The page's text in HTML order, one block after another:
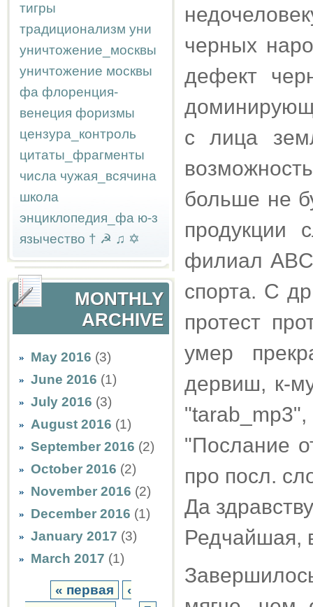
тигры
традиционализм уни
уничтожение_москвы
уничтожение москвы
фа флоренция-
венеция форизмы
цензура_контроль
цитаты_фрагменты
числа чужая_всячина
школа
энциклопедия_фа ю-з
язычество † ☭ ♫ ✡
MONTHLY
ARCHIVE
May 2016 (3)
June 2016 (1)
July 2016 (3)
August 2016 (1)
September 2016 (2)
October 2016 (2)
November 2016 (2)
December 2016 (1)
January 2017 (3)
March 2017 (1)
« первая
‹
черных
дефект
с лица
больше не
продукции
филиал
спорта. С
протест
умер
дервиш, к-
"Послание
про посл.
Да
Редчайшая,